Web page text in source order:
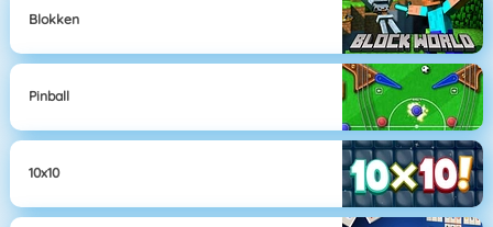
Blokken
Pinball
10x10